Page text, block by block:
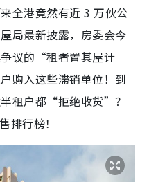
全港竟然有近 3 万伙公
局最新披露，房委会今
议的“租者置其屋计
购入这些滞销单位！到
租户都“拒绝收货”？
排行榜！